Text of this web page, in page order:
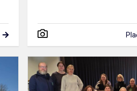
Kovo
osios